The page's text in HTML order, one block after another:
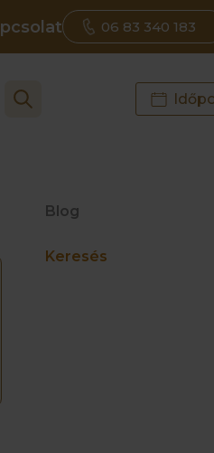
06 83 340 183
Blog
Keresés